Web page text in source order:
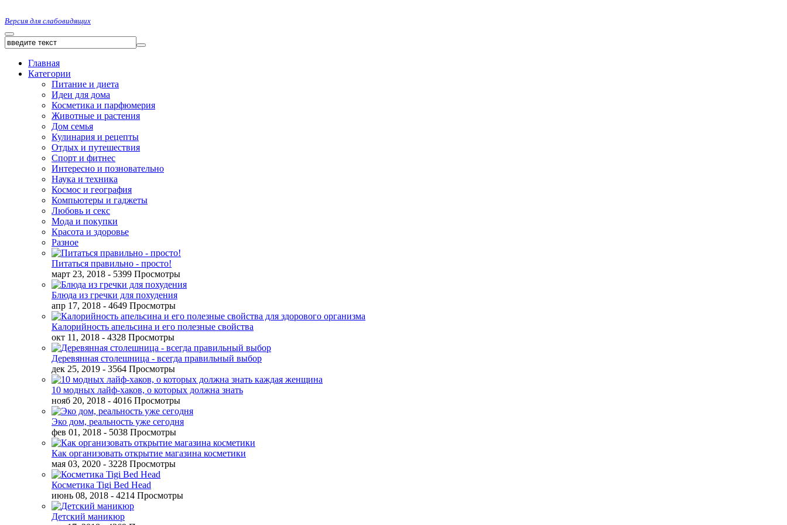
Версия для слабовидящих
Главная
Категории
Питание и диета
Идеи для дома
Косметика и парфюмерия
Животные и растения
Дом семья
Кулинария и рецепты
Отдых и путешествия
Спорт и фитнес
Интересно и позновательно
Наука и техника
Космос и география
Компьютеры и гаджеты
Любовь и секс
Мода и покупки
Красота и здоровье
Разное
Питаться правильно - просто!
март 23, 2018 - 5399 Просмотры
Блюда из гречки для похудения
апр 17, 2018 - 4649 Просмотры
Калорийность апельсина и его полезные свойства
окт 11, 2018 - 4328 Просмотры
Деревянная столешница - всегда правильный выбор
дек 25, 2019 - 3564 Просмотры
10 модных лайф-хаков, о которых должна знать
нояб 20, 2018 - 4016 Просмотры
Эко дом, реальность уже сегодня
фев 01, 2018 - 5038 Просмотры
Как организовать открытие магазина косметики
мая 03, 2020 - 3228 Просмотры
Косметика Tigi Bed Head
июнь 08, 2018 - 4214 Просмотры
Детский маникюр